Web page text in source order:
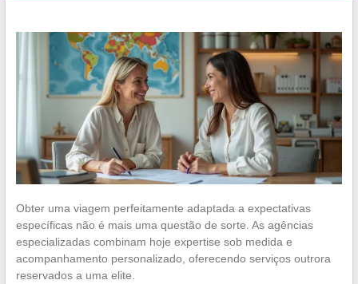
Obter uma viagem perfeitamente adaptada a expectativas
específicas não é mais uma questão de sorte. As agências
especializadas combinam hoje expertise sob medida e
acompanhamento personalizado, oferecendo serviços outrora
reservados a uma elite.